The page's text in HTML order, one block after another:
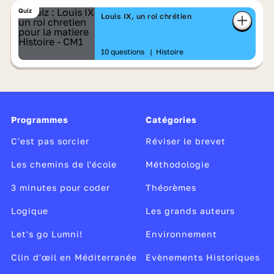
Quiz
Louis IX, un roi chrétien
10 questions | Histoire
Programmes
C'est pas sorcier
Les chemins de l'école
3 minutes pour coder
Logique
Let's go Lumni!
Clin d'œil en Méditerranée
Catégories
Réviser le brevet
Méthodologie
Théorèmes
Les grands auteurs
Environnement
Evènements Historiques